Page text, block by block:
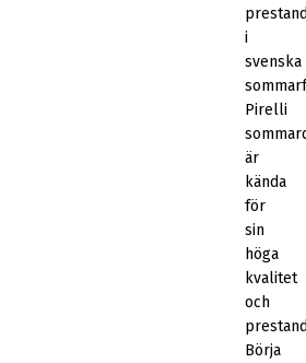
i
svenska
Pirelli
är
kända
för
sin
höga
kvalitet
och
Börja